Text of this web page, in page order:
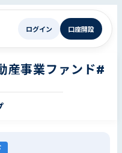
ログイン 口座開設
産事業ファンド#